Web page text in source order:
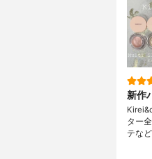
新作
ター
テな